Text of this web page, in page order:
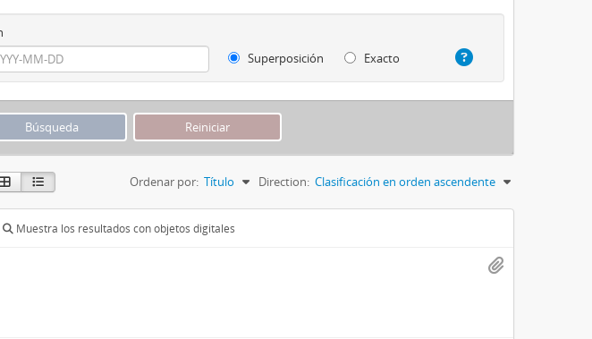
Superposición
Exacto
Ordenar por: Título Direction: Clasificación en orden ascendente
Muestra los resultados con objetos digitales